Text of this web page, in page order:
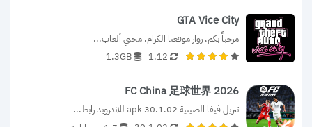
GTA Vice City
مرحباً بكم، زوار موقعنا الكرام، محبي ألعاب...
1.12
1.3GB
FC China 足球世界 2026
تنزيل فيفا الصينية 30.1.02 apk للاندرويد رابط...